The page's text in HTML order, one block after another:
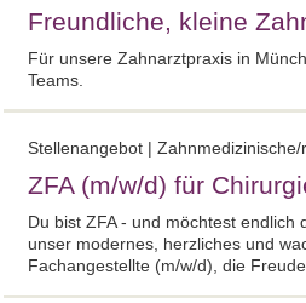
Freundliche, kleine
Für unsere Zahnarztpraxis in
Teams.
Stellenangebot |
ZFA (m/w/d) für
Du bist ZFA - und möchtest
unser modernes, herzliches und
Fachangestellte (m/w/d), die